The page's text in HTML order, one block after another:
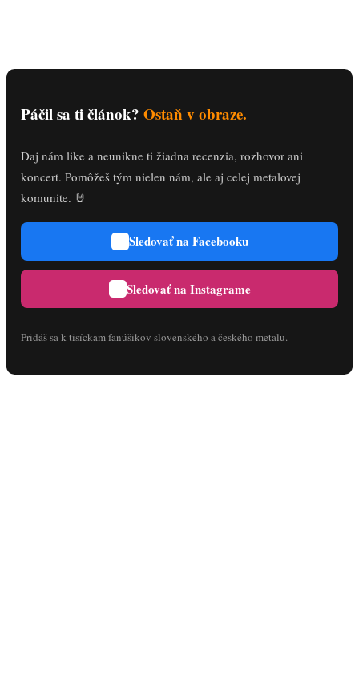
Páčil sa ti článok? Ostaň v obraze.
Daj nám like a neunikne ti žiadna recenzia, rozhovor ani
koncert. Pomôžeš tým nielen nám, ale aj celej metalovej
komunite. 🤘
Sledovať na Facebooku
Sledovať na Instagrame
Pridáš sa k tisíckam fanúšikov slovenského a českého metalu.